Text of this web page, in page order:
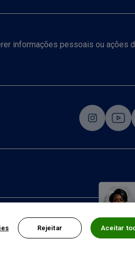
informações pessoais ou ações
Rejeitar Aceitar